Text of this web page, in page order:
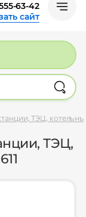
63-42
сайт
ТЭЦ,
ТЭЦ,